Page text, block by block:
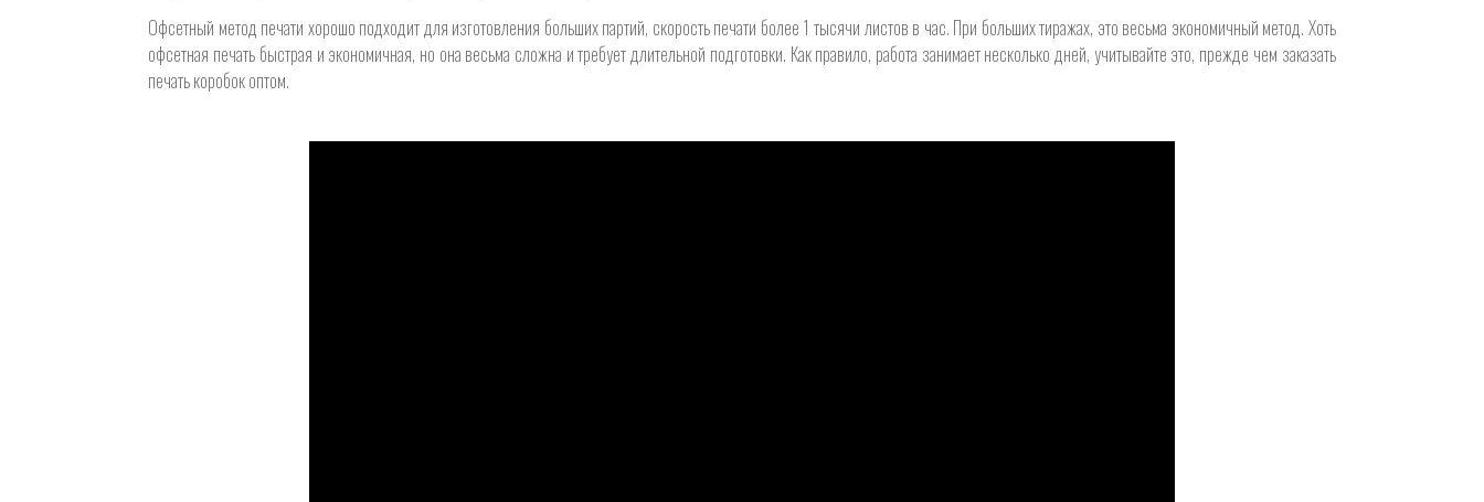
Офсетный метод печати хорошо подходит для изготовления больших партий, скорость печати более 1 тысячи листов в час. При больших тиражах, это весьма экономичный метод. Хоть
офсетная печать быстрая и экономичная, но она весьма сложна и требует длительной подготовки. Как правило, работа занимает несколько дней, учитывайте это, прежде чем заказать
печать коробок оптом.